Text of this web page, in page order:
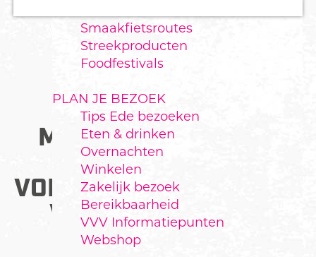
a
Smaakfietsroutes
Streekproducten
Foodfestivals
PLAN JE BEZOEK
Tips Ede bezoeken
Eten & drinken
Overnachten
Winkelen
Zakelijk bezoek
Bereikbaarheid
VVV Informatiepunten
Webshop
MEI 1945: OPERATIE
FAUST:
VOEDSELTRANSPORTEN
VANAF HET ENKA-
TERREIN